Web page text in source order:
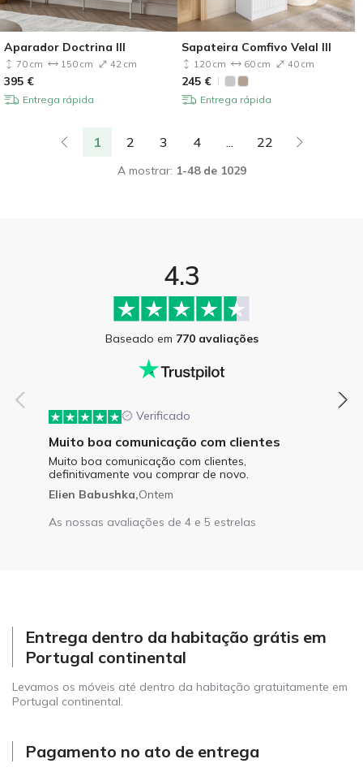
Aparador Doctrina III
70 cm 150 cm 42 cm
395 €
Entrega rápida
Sapateira Comfivo Velal III
120 cm 60 cm 40 cm
245 €
Entrega rápida
A mostrar: 1-48 de 1029
1 2 3 4 ... 22
4.3
Baseado em 770 avaliações
Verificado
Muito boa comunicação com clientes
Muito boa comunicação com clientes,
definitivamente vou comprar de novo.
Elien Babushka,Ontem
As nossas avaliações de 4 e 5 estrelas
Entrega dentro da habitação grátis em
Portugal continental
Levamos os móveis até dentro da habitação gratuitamente em
Portugal continental.
Pagamento no ato de entrega